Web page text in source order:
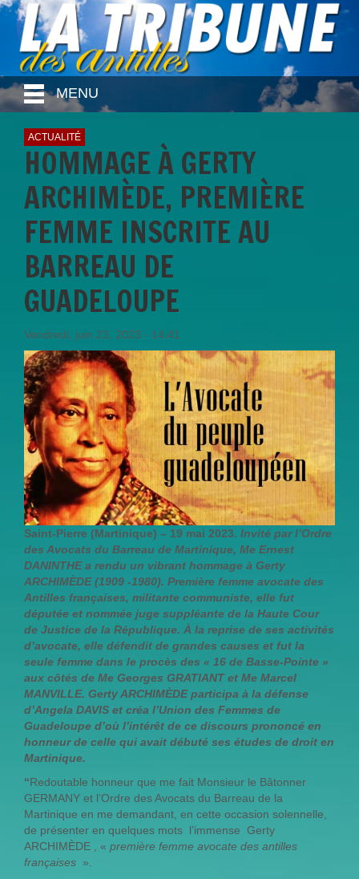
MENU
ACTUALITÉ
HOMMAGE À GERTY
ARCHIMÈDE, PREMIÈRE
FEMME INSCRITE AU
BARREAU DE
GUADELOUPE
Vendredi, juin 23, 2023 - 14:41
Saint-Pierre (Martinique) – 19 mai 2023. Invité par l’Ordre
des Avocats du Barreau de Martinique, Me Ernest
DANINTHE a rendu un vibrant hommage à Gerty
ARCHIMÈDE (1909 -1980). Première femme avocate des
Antilles françaises, militante communiste, elle fut
députée et nommée juge suppléante de la Haute Cour
de Justice de la République. À la reprise de ses activités
d’avocate, elle défendit de grandes causes et fut la
seule femme dans le procès des « 16 de Basse-Pointe »
aux côtés de Me Georges GRATIANT et Me Marcel
MANVILLE. Gerty ARCHIMÈDE participa à la défense
d’Angela DAVIS et créa l’Union des Femmes de
Guadeloupe d’où l’intérêt de ce discours prononcé en
honneur de celle qui avait débuté ses études de droit en
Martinique.
‘‘Redoutable honneur que me fait Monsieur le Bâtonner
GERMANY et l’Ordre des Avocats du Barreau de la
Martinique en me demandant, en cette occasion solennelle,
de présenter en quelques mots l’immense Gerty
ARCHIMÈDE , « première femme avocate des antilles
françaises ».